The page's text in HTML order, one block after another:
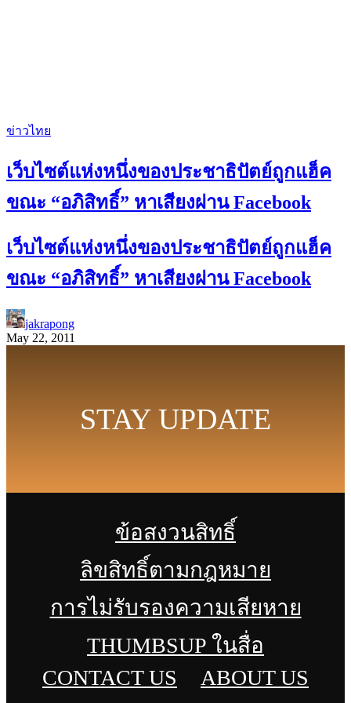
ข่าวไทย
เว็บไซต์แห่งหนึ่งของประชาธิปัตย์ถูกแฮ็ค
ขณะ “อภิสิทธิ์” หาเสียงผ่าน Facebook
เว็บไซต์แห่งหนึ่งของประชาธิปัตย์ถูกแฮ็ค
ขณะ “อภิสิทธิ์” หาเสียงผ่าน Facebook
jakrapong
May 22, 2011
STAY UPDATE
ข้อสงวนสิทธิ์
ลิขสิทธิ์ตามกฎหมาย
การไม่รับรองความเสียหาย
THUMBSUP ในสื่อ
CONTACT US
ABOUT US